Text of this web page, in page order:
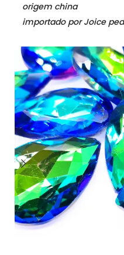
origem china
importado por Joice